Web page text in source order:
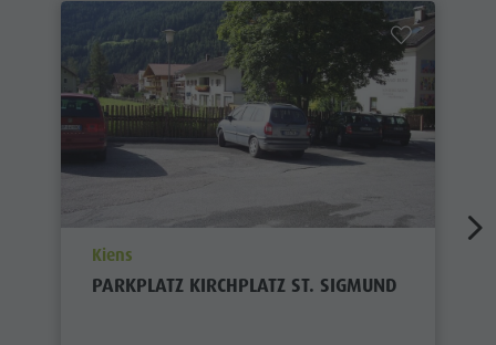
aria.poi_location_prefix
Kiens
PARKPLATZ KIRCHPLATZ ST. SIGMUND